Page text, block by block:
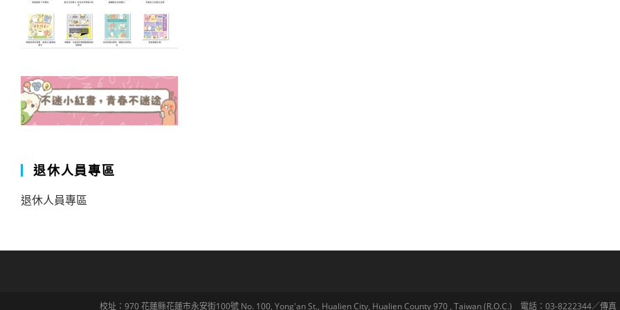
退休人員專區
退休人員專區
校址：970 花蓮縣花蓮市永安街100號 No. 100, Yong'an St., Hualien City, Hualien County 970 , Taiwan (R.O.C.) 電話：03-8222344／傳